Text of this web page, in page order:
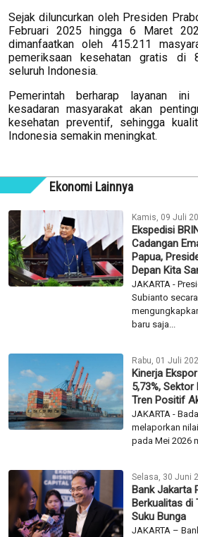
Sejak diluncurkan oleh Presiden
Februari 2025 hingga 6 Maret
dimanfaatkan oleh 415.211
pemeriksaan kesehatan gratis di
seluruh Indonesia.
Pemerintah berharap layanan ini
kesadaran masyarakat akan
kesehatan preventif, sehingga
Indonesia semakin meningkat.
Ekonomi Lainnya
Kamis, 09 Juli
Ekspedisi
Cadangan
Papua,
Depan Kita
JAKARTA -
Subianto
baru saja...
Rabu, 01 Juli
Kinerja
5,73%,
Tren Positif
JAKARTA -
melaporkan
pada Mei 2026
Selasa, 30 Juni
Bank Jakarta
Berkualitas di
Suku Bunga
JAKARTA –